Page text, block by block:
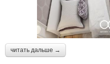
читать дальше →